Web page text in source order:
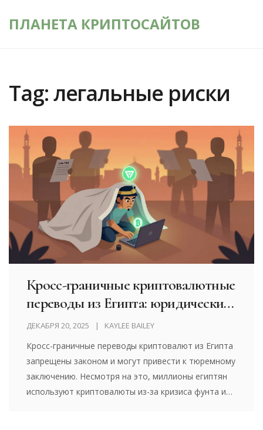
ПЛАНЕТА КРИПТОСАЙТОВ
Tag: легальные риски
Кросс-граничные криптовалютные
переводы из Египта: юридические
риски
ДЕКАБРЯ 20, 2025 KAYLEE BAILEY
Кросс-граничные переводы криптовалют из Египта
запрещены законом и могут привести к тюремному
заключению. Несмотря на это, миллионы египтян
используют криптовалюты из-за кризиса фунта и